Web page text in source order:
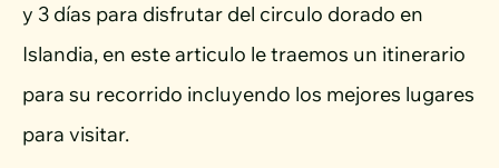
y 3 días para disfrutar del circulo dorado en
Islandia, en este articulo le traemos un itinerario
para su recorrido incluyendo los mejores lugares
para visitar.